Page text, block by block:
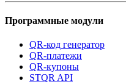
Программные модули
QR-код генератор
QR-платежи
QR-купоны
STQR API